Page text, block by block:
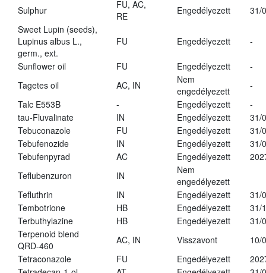
Sulphur
FU, AC,
RE
Engedélyezett
31/
Sweet Lupin (seeds),
Lupinus albus L.,
germ., ext.
FU Engedélyezett -
Sunflower oil FU Engedélyezett
-
Tagetes oil
AC, IN
Nem
engedélyezett
-
Talc E553B
- Engedélyezett
-
tau-Fluvalinate
IN Engedélyezett
31/
Tebuconazole
FU Engedélyezett
31/
Tebufenozide
IN Engedélyezett
31/
Tebufenpyrad
AC Engedélyezett
Teflubenzuron
IN
Nem
engedélyezett
Tefluthrin
IN Engedélyezett
31/
Tembotrione
HB Engedélyezett
31/
Terbuthylazine
HB Engedélyezett
31/
Terpenoid blend
QRD-460
AC, IN Visszavont
10/
Tetraconazole
FU Engedélyezett